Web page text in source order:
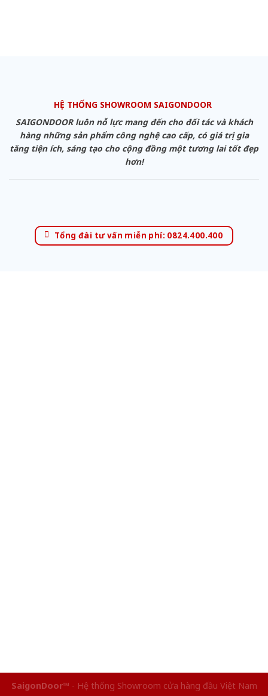
HỆ THỐNG SHOWROOM SAIGONDOOR
SAIGONDOOR luôn nỗ lực mang đến cho đối tác và khách
hàng những sản phẩm công nghệ cao cấp, có giá trị gia
tăng tiện ích, sáng tạo cho cộng đồng một tương lai tốt đẹp
hơn!
Tổng đài tư vấn miễn phí: 0824.400.400
SaigonDoor™ - Hệ thống Showroom cửa hàng đầu Việt Nam